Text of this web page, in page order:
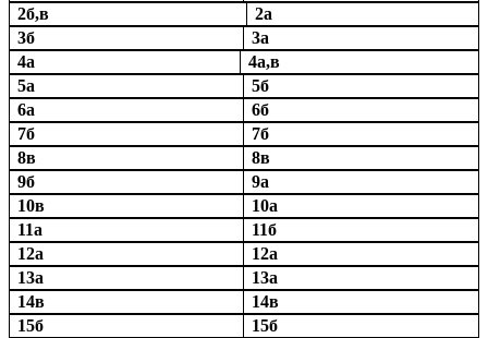
2б,в
2а
3б
3а
4а
4а,в
5а
5б
6а
6б
7б
7б
8в
8в
9б
9а
10в
10а
11а
11б
12а
12а
13а
13а
14в
14в
15б
15б